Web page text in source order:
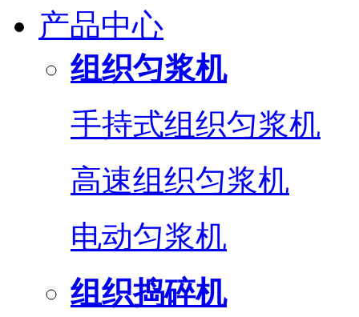
产品中心
组织匀浆机
手持式组织匀浆机
高速组织匀浆机
电动匀浆机
组织捣碎机